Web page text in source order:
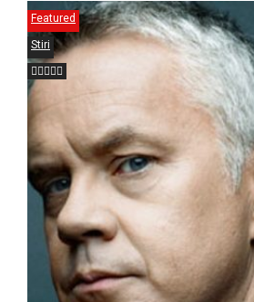
Featured
Stiri